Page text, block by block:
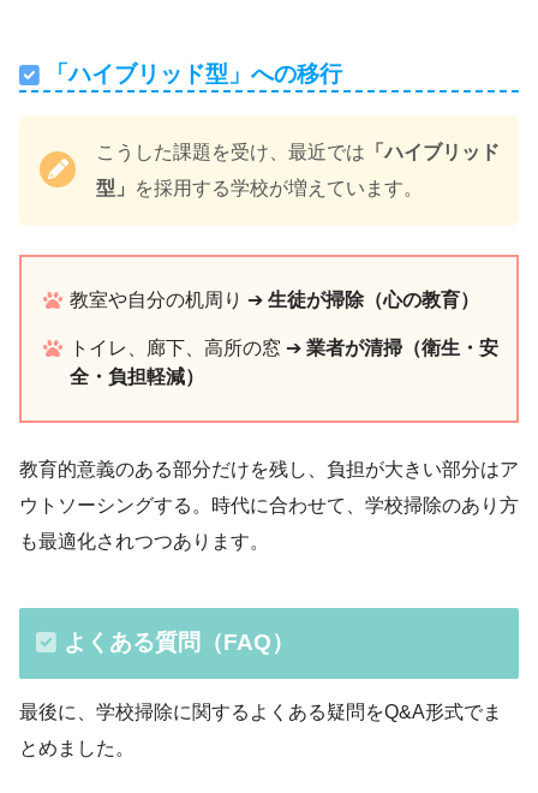
「ハイブリッド型」への移行
こうした課題を受け、最近では 「ハイブリッド
型」
を採用する学校が増えています。
教室や自分の机周り ➔ 生徒が掃除（心の教育）
トイレ、廊下、高所の窓 ➔ 業者が清掃（衛生・安
全・負担軽減）
教育的意義のある部分だけを残し、負担が大きい部分はア
ウトソーシングする。時代に合わせて、学校掃除のあり方
も最適化されつつあります。
よくある質問（FAQ）
最後に、学校掃除に関するよくある疑問をQ&A形式でま
とめました。